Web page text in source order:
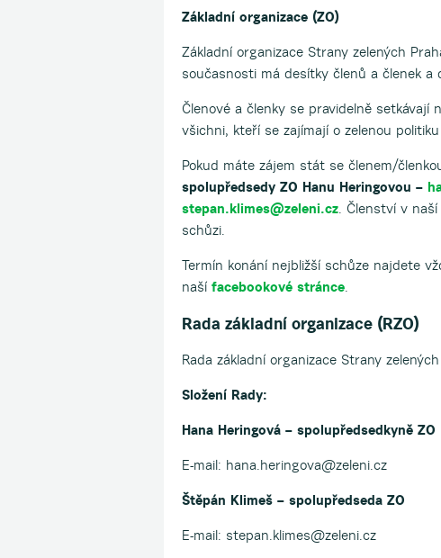
Základní organizace (ZO)
Základní organizace Strany zelených
současnosti má desítky členů a členek
Členové a členky se pravidelně
všichni, kteří se zajímají o zelenou
Pokud máte zájem stát se členem/
spolupředsedy ZO Hanu Heringovou –
stepan.klimes@zeleni.cz. Členství v
schůzi.
Termín konání nejbližší schůze najdete
naší facebookové stránce.
Rada základní organizace (RZO)
Rada základní organizace Strany
Složení Rady:
Hana Heringová – spolupředsedkyně ZO
E-mail: hana.heringova@zeleni.cz
Štěpán Klimeš – spolupředseda ZO
E-mail: stepan.klimes@zeleni.cz